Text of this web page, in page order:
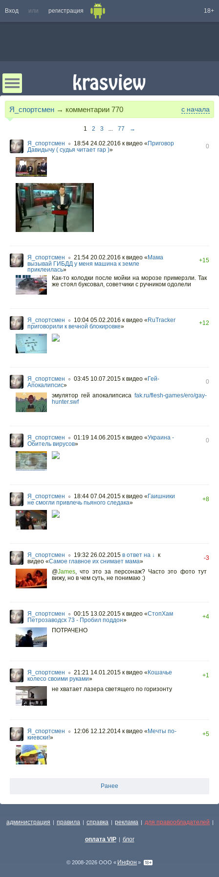
Вход или регистрация 18+
Я_спортсмен → комментарии 770 с начала
1 2 3 ... 77 →
Я_спортсмен ○ 18:54 24.02.2016 к видео « Приговор
Давидычу ( судья читает rap )» 0
Я_спортсмен ○ 21:54 20.02.2016 к видео « Мама
вызывай ГИБДД у меня машина к земле
приклеилась»
+15
Как-то колодки после мойки на морозе примерзли. Так
же стоял буксовал, советчики с ручником одолели
Я_спортсмен ○ 10:04 05.02.2016 к видео « RuTracker
приговорили к вечной блокировке» +12
Я_спортсмен ○ 03:45 10.07.2015 к видео « Гей-
Апокалипсис»
0
эмулятор гей апокалипсиса fak.ru/flesh-games/ero/gay-
hunter.swf
Я_спортсмен ○ 01:19 14.06.2015 к видео «Украина -
Обитель вирусов» 0
Я_спортсмен ○ 18:44 07.04.2015 к видео « Гаишники
не смогли привлечь пьяного следака» +8
Я_спортсмен ○ 19:32 26.02.2015 в ответ на ↓ к
видео «Самое главное их снимает мама»
-3
@James,что это за персонаж? Часто это фото тут
вижу, но в чем суть, не понимаю :)
Я_спортсмен ○ 00:15 13.02.2015 к видео «СтопХам
Петрозаводск 73 - Пробил поддон»
+4
ПОТРАЧЕНО
Я_спортсмен ○ 21:21 14.01.2015 к видео « Кошачье
колесо своими руками»
+1
не хватает лазера светящего по горизонту
Я_спортсмен ○ 12:06 12.12.2014 к видео « Мечты по-
киевски!» +5
Ранее
администрация | правила | справка | реклама | для правообладателей |
оплата VIP | блог
© 2008-2026 ООО « Инфон »